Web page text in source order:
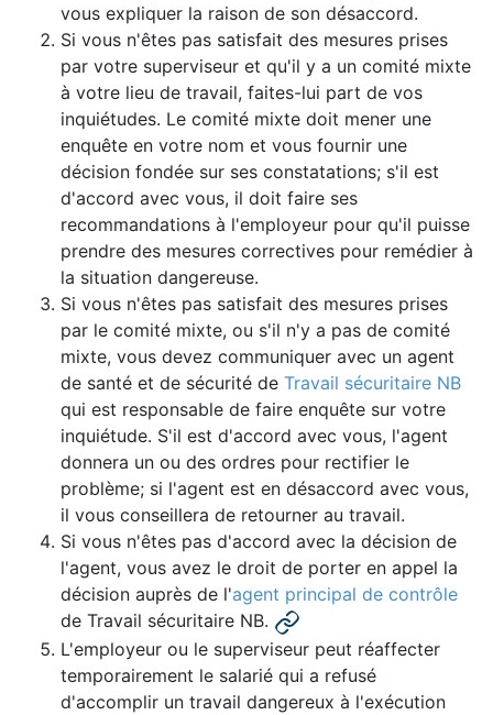
vous expliquer la raison de son désaccord.
Si vous n'êtes pas satisfait des mesures prises
par votre superviseur et qu'il y a un comité mixte
à votre lieu de travail, faites-lui part de vos
inquiétudes. Le comité mixte doit mener une
enquête en votre nom et vous fournir une
décision fondée sur ses constatations; s'il est
d'accord avec vous, il doit faire ses
recommandations à l'employeur pour qu'il puisse
prendre des mesures correctives pour remédier à
la situation dangereuse.
Si vous n'êtes pas satisfait des mesures prises
par le comité mixte, ou s'il n'y a pas de comité
mixte, vous devez communiquer avec un agent
de santé et de sécurité de Travail sécuritaire NB
qui est responsable de faire enquête sur votre
inquiétude. S'il est d'accord avec vous, l'agent
donnera un ou des ordres pour rectifier le
problème; si l'agent est en désaccord avec vous,
il vous conseillera de retourner au travail.
Si vous n'êtes pas d'accord avec la décision de
l'agent, vous avez le droit de porter en appel la
décision auprès de l'agent principal de contrôle
de Travail sécuritaire NB.
L'employeur ou le superviseur peut réaffecter
temporairement le salarié qui a refusé
d'accomplir un travail dangereux à l'exécution